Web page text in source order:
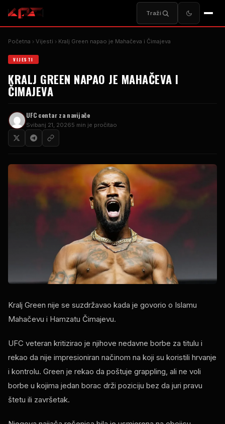
Traži
Početna Vijesti Kralj Green napao je Mahačeva i Čimajeva
VIJESTI
KRALJ GREEN NAPAO JE MAHAČEVA I
ČIMAJEVA
UFC centar za navijače
Svibanj 21, 20265 min je pročitao
Kralj Green nije se suzdržavao kada je govorio o Islamu
Mahačevu i Hamzatu Čimajevu.
UFC veteran kritizirao je njihove nedavne borbe za titulu i
rekao da nije impresioniran načinom na koji su koristili hrvanje
i kontrolu. Green je rekao da poštuje grappling, ali ne voli
borbe u kojima jedan borac drži poziciju bez da juri pravu
štetu ili završetak.